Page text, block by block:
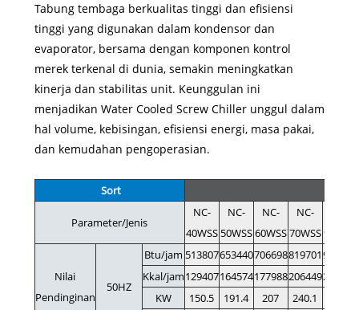
Tabung tembaga berkualitas tinggi dan efisiensi
tinggi yang digunakan dalam kondensor dan
evaporator, bersama dengan komponen kontrol
merek terkenal di dunia, semakin meningkatkan
kinerja dan stabilitas unit. Keunggulan ini
menjadikan Water Cooled Screw Chiller unggul dalam
hal volume, kebisingan, efisiensi energi, masa pakai,
dan kemudahan pengoperasian.
Sort
Parameter/Jenis
NC-
40WSS
NC-
50WSS
NC-
60WSS
NC-
70WSS90WSS
Nilai
Pendinginan
50HZ
Btu/jam 513807653440706698819701947385
Kkal/jam129407164574177988206449238607
KW
150.5 191.4 207 240.1